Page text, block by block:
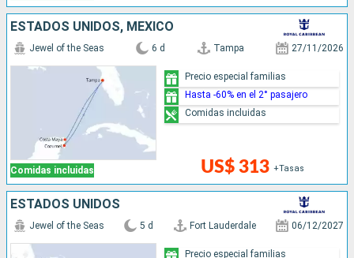
ESTADOS UNIDOS, MÉXICO
Comidas incluidas
Jewel of the Seas 6 d Tampa 27/11/2026
US$ 313 +Tasas
Precio especial familias
Hasta -60% en el 2° pasajero
Comidas incluidas
ESTADOS UNIDOS
Jewel of the Seas 5 d Fort Lauderdale 06/12/2027
Precio especial familias